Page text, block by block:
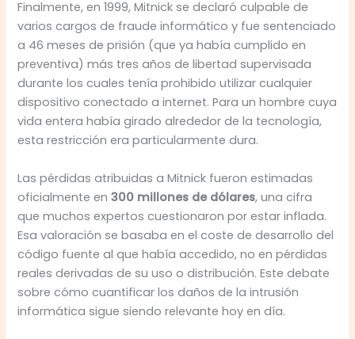
Finalmente, en 1999, Mitnick se declaró culpable de
varios cargos de fraude informático y fue sentenciado
a 46 meses de prisión (que ya había cumplido en
preventiva) más tres años de libertad supervisada
durante los cuales tenía prohibido utilizar cualquier
dispositivo conectado a internet. Para un hombre cuya
vida entera había girado alrededor de la tecnología,
esta restricción era particularmente dura.
Las pérdidas atribuidas a Mitnick fueron estimadas
oficialmente en300 millones de dólares, una cifra
que muchos expertos cuestionaron por estar inflada.
Esa valoración se basaba en el coste de desarrollo del
código fuente al que había accedido, no en pérdidas
reales derivadas de su uso o distribución. Este debate
sobre cómo cuantificar los daños de la intrusión
informática sigue siendo relevante hoy en día.